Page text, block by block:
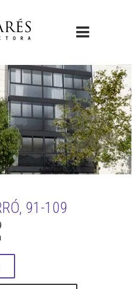
91-109